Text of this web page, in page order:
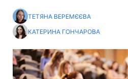
ТЕТЯНА ВЕРЕМЄЄВА
КАТЕРИНА ГОНЧАРОВА